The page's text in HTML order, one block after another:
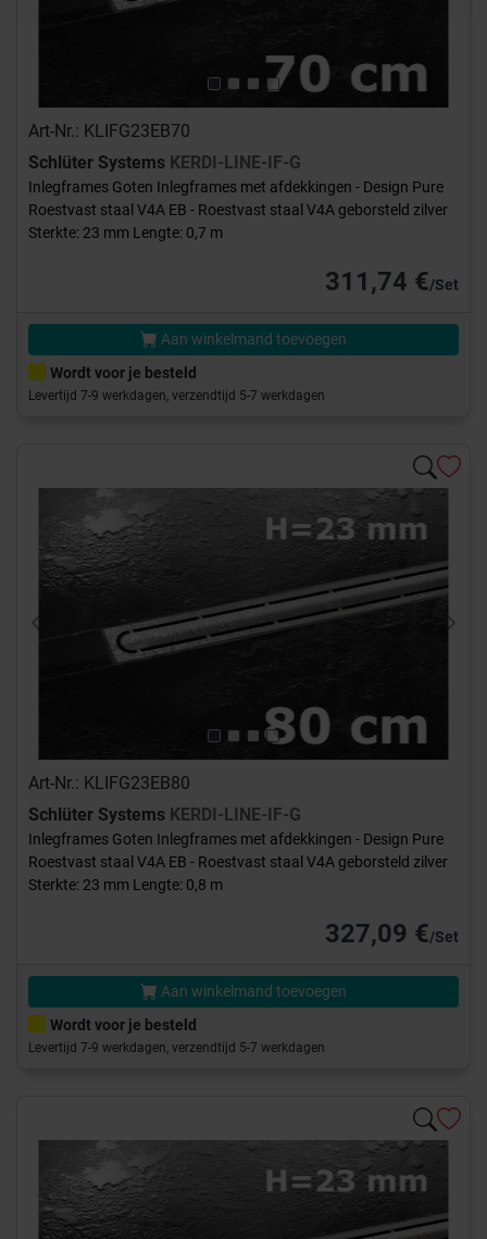
Art-Nr.: KLIFG23EB70
Schlüter Systems KERDI-LINE-IF-G
Inlegframes Goten Inlegframes met afdekkingen - Design Pure
Roestvast staal V4A EB - Roestvast staal V4A geborsteld zilver
Sterkte: 23 mm Lengte: 0,7 m
311,74 €/Set
Aan winkelmand toevoegen
Wordt voor je besteld
Levertijd 7-9 werkdagen, verzendtijd 5-7 werkdagen
Previous Next
Art-Nr.: KLIFG23EB80
Schlüter Systems KERDI-LINE-IF-G
Inlegframes Goten Inlegframes met afdekkingen - Design Pure
Roestvast staal V4A EB - Roestvast staal V4A geborsteld zilver
Sterkte: 23 mm Lengte: 0,8 m
327,09 €/Set
Aan winkelmand toevoegen
Wordt voor je besteld
Levertijd 7-9 werkdagen, verzendtijd 5-7 werkdagen